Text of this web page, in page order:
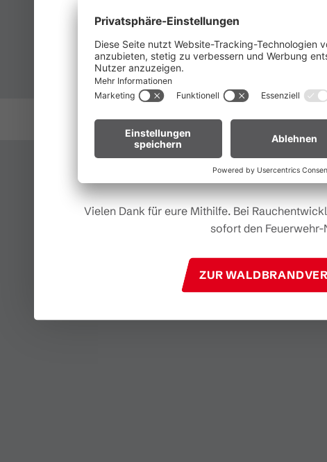
+43 5559 2240
station@brandnertal.at
aufgrund der anhaltenden Trockenheit
Waldbrandverordnung
. Offenes Feuer,
Waldnähe und in Uferzonen
Wir bitten euch um erhöhte Aufmerksamkeit
Umgang mit der
Hinweis für Biker:innen:Legt euer Bike nach
Gras. Heiße Bremsscheiben können
Vielen Dank für eure Mithilfe. Bei
sofort den Feuerwehr-
ZUR